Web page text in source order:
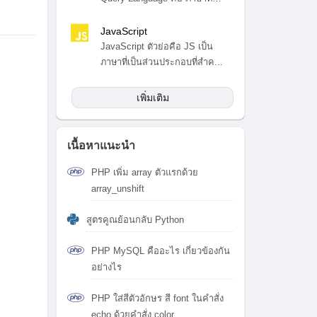
JavaScript
JavaScript ตัวย่อคือ JS เป็น
ภาษาที่เป็นส่วนประกอบที่สำค...
เพิ่มเติม
เนื้อหาแนะนำ
PHP เพิ่ม array ตัวแรกด้วย
array_unshift
สูตรคูณย้อนกลับ Python
PHP MySQL คืออะไร เกี่ยวข้องกัน
อย่างไร
PHP ใส่สีตัวอักษร สี font ในคำสั่ง
echo ด้วยคำสั่ง color